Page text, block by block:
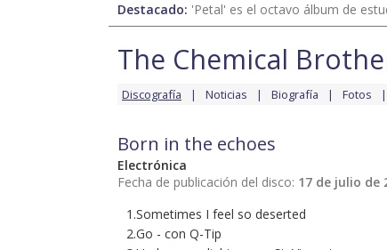
Destacado: 'Petal' es el octavo álbum de
The Chemical
Discografía Noticias Biografía Fotos
Born in the echoes
Electrónica
Fecha de publicación del disco: 17 de julio de
1.Sometimes I feel so deserted
2.Go - con Q-Tip